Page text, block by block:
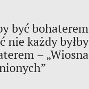
być bohaterem
nie każdy byłby
– „Wiosna